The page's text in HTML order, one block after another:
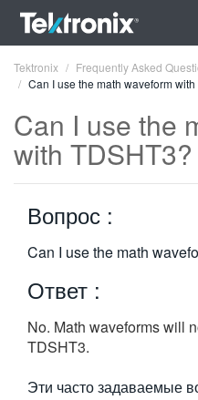
FRANÇAIS
DEUTSCH
VIỆT NAM
简体中文
日本語
한국어
Tektronix
Frequently Asked
Can I use the math waveform with
Can I use the
with TDSHT3?
Вопрос :
Can I use the math
Ответ :
No. Math waveforms will
TDSHT3.
Эти часто задаваемые